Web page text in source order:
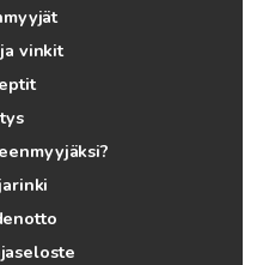
vinkit